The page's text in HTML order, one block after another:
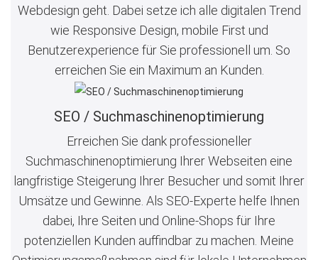
Webdesign geht. Dabei setze ich alle digitalen Trend
wie Responsive Design, mobile First und
Benutzerexperience für Sie professionell um. So
erreichen Sie ein Maximum an Kunden.
SEO / Suchmaschinenoptimierung
Erreichen Sie dank professioneller
Suchmaschinenoptimierung Ihrer Webseiten eine
langfristige Steigerung Ihrer Besucher und somit Ihrer
Umsätze und Gewinne. Als SEO-Experte helfe Ihnen
dabei, Ihre Seiten und Online-Shops für Ihre
potenziellen Kunden auffindbar zu machen. Meine